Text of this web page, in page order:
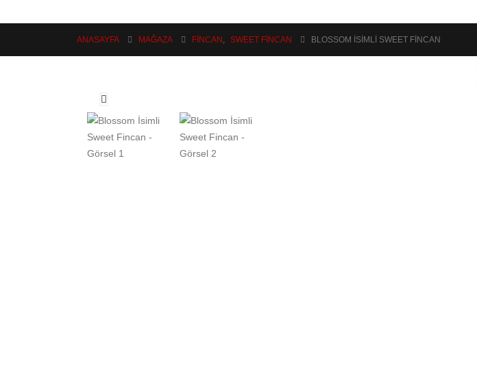
ANASAYFA MAĞAZA FINCAN , SWEET FINCAN BLOSSOM İSIMLI SWEET FINCAN